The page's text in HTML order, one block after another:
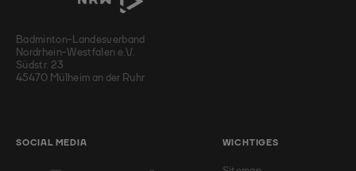
Badminton-Landesverband
Nordrhein-Westfalen e.V.
Südstr. 23
45470 Mülheim an der Ruhr
SOCIAL MEDIA WICHTIGES